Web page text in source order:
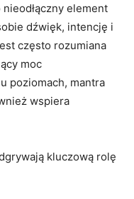
element⁢
dźwięk, ⁢intencję i
często ⁣rozumiana
moc
poziomach, mantra
⁤wspiera
kluczową rolę